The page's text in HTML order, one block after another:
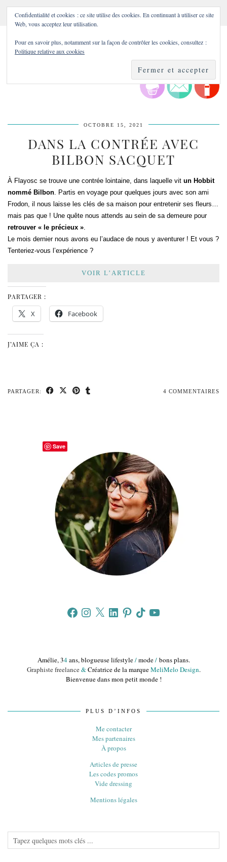
OCTOBRE 15, 2021
DANS LA CONTRÉE AVEC
BILBON SACQUET
À Flayosc se trouve une contrée lointaine, dans laquelle vit un Hobbit
nommé Bilbon . Partis en voyage pour quelques jours avec son ami
Frodon, il nous laisse les clés de sa maison pour entretenir ses fleurs…
mais pas que ! Une quête nous attends au sein de sa demeure pour
retrouver « le précieux »
Le mois dernier nous avons eu l’audace de nous y aventurer ! Et vous ?
Tenteriez-vous l’expérience ?
VOIR L’ARTICLE
PARTAGER :
X Facebook
J’AIME ÇA :
PARTAGER: 4 COMMENTAIRES
FacebookInstagram
X LinkedInPinterestTikTokYouTube
Amélie, 34ans, blogueuse lifestyle/mode/bons plans.
Graphiste freelance&Créatrice de la marqueMeliMelo Design.
Bienvenue dans mon petit monde !
PLUS D’INFOS
Me contacter
Mes partenaires
À propos
Articles de presse
Les codes promos
Vide dressing
Mentions légales
Confidentialité et cookies : ce site utilise des cookies. En continuant à utiliser ce site
Web, vous acceptez leur utilisation.
Pour en savoir plus, notamment sur la façon de contrôler les cookies, consultez :
Politique relative aux cookies
Save